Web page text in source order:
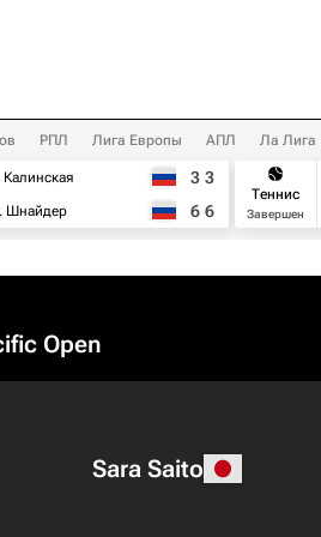
РПЛ Лига Европы АПЛ Ла Лига
Калинская
Шнайдер
3 3
6 6
Теннис
Завершен
Open
Sara Saito